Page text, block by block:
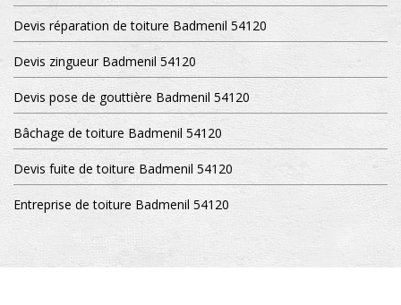
Devis réparation de toiture Badmenil 54120
Devis zingueur Badmenil 54120
Devis pose de gouttière Badmenil 54120
Bâchage de toiture Badmenil 54120
Devis fuite de toiture Badmenil 54120
Entreprise de toiture Badmenil 54120